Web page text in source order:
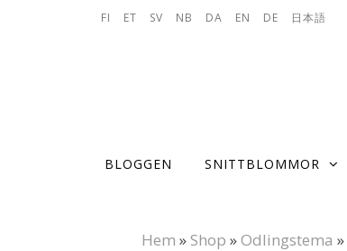
FI ET SV NB DA EN DE 日本語
BLOGGEN SNITTBLOMMOR
Hem » Shop »Odlingstema »